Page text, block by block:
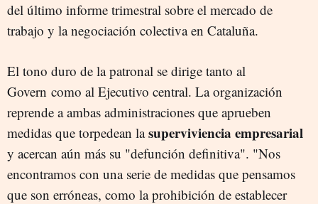
del último informe trimestral sobre el mercado de
trabajo y la negociación colectiva en Cataluña.
El tono duro de la patronal se dirige tanto al
Govern como al Ejecutivo central. La organización
reprende a ambas administraciones que aprueben
medidas que torpedean lasuperviviencia empresarial
y acercan aún más su "defunción definitiva". "Nos
encontramos con una serie de medidas que pensamos
que son erróneas, como la prohibición de establecer